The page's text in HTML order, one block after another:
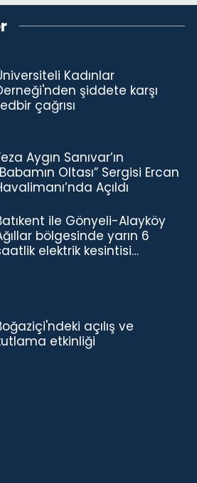
Kadınlar
şiddete karşı
çağrısı
Aygın Sanıvar’ın
Oltası” Sergisi Ercan
Açıldı
ile Gönyeli-Alayköy
bölgesinde yarın 6
elektrik kesintisi…
açılış ve
etkinliği